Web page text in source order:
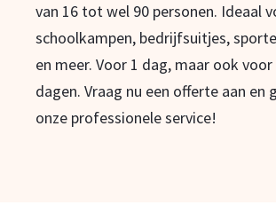
van 16 tot wel 90 personen. Ideaal
schoolkampen, bedrijfsuitjes,
en meer. Voor 1 dag, maar ook
dagen. Vraag nu een offerte aan en
onze professionele service!